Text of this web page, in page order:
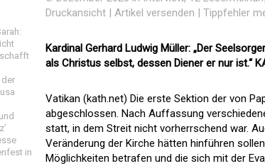
der
in
Druckansicht | Artikel versenden | Tippfehler
Kardinal Gerhard Ludwig Müller: „Der
als Christus selbst, dessen Diener er nur ist.“
Vatikan (kath.net) Die erste Sektion der von
abgeschlossen. Nach Auffassung
statt, in dem Streit nicht vorherrschend war.
Veränderung der Kirche hätten hinführen
Möglichkeiten betrafen und die sich mit der